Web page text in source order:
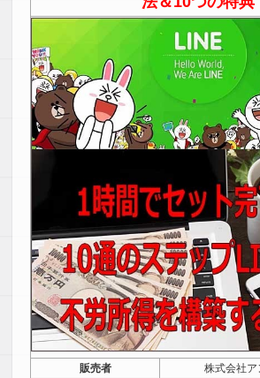
販売者
株式会社ア